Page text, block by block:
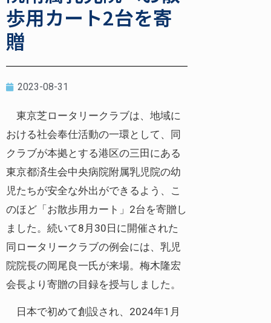
歩用カート2台を寄
贈
2023-08-31
東京芝ロータリークラブは、地域に
おける社会奉仕活動の一環として、同
クラブが本拠とする港区の三田にある
東京都済生会中央病院附属乳児院の幼
児たちが安全な外出ができるよう、こ
のほど「お散歩用カート」2台を寄贈し
ました。続いて8月30日に開催された
同ロータリークラブの例会には、乳児
院院長の岡尾良一氏が来場。梅木隆宏
会長より寄贈の目録を授与しました。
日本で初めて創設され、2024年1月